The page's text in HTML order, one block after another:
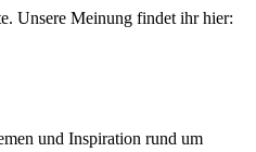
Unsere Meinung findet ihr hier:
und Inspiration rund um